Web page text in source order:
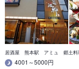
居酒屋 熊本駅 アミュ 郷土
4001～5000円